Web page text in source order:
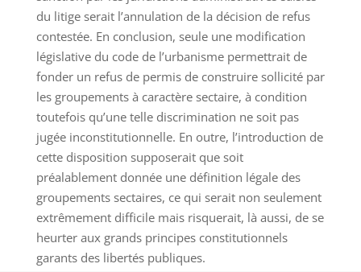
du litige serait l’annulation de la décision de refus
contestée. En conclusion, seule une modification
législative du code de l’urbanisme permettrait de
fonder un refus de permis de construire sollicité par
les groupements à caractère sectaire, à condition
toutefois qu’une telle discrimination ne soit pas
jugée inconstitutionnelle. En outre, l’introduction de
cette disposition supposerait que soit
préalablement donnée une définition légale des
groupements sectaires, ce qui serait non seulement
extrêmement difficile mais risquerait, là aussi, de se
heurter aux grands principes constitutionnels
garants des libertés publiques.